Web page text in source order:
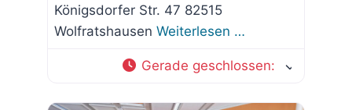
Königsdorfer Str. 47 82515
Wolfratshausen Weiterlesen …
Gerade geschlossen: